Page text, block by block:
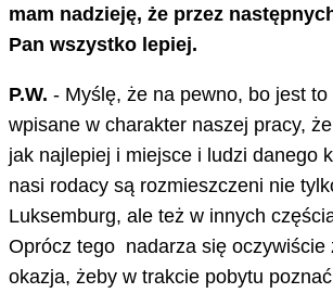
mam nadzieję, że przez
Pan wszystko lepiej.
P.W. - Myślę, że na pewno, bo jest
wpisane w charakter naszej pracy,
jak najlepiej i miejsce i ludzi danego
nasi rodacy są rozmieszczeni nie
Luksemburg, ale też w innych
Oprócz tego nadarza się oczywiście
okazja, żeby w trakcie pobytu